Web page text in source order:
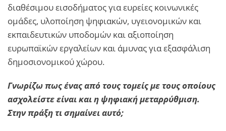
διαθέσιμου εισοδήματος για ευρείες κοινωνικές
ομάδες, υλοποίηση ψηφιακών, υγειονομικών και
εκπαιδευτικών υποδομών και αξιοποίηση
ευρωπαϊκών εργαλείων και άμυνας για εξασφάλιση
δημοσιονομικού χώρου.
Γνωρίζω πως ένας από τους τομείς με τους οποίους
ασχολείστε είναι και η ψηφιακή μεταρρύθμιση.
Στην πράξη τι σημαίνει αυτό;